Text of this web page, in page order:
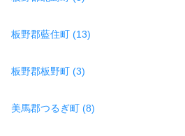
板野郡藍住町 (13)
板野郡板野町 (3)
美馬郡つるぎ町 (8)